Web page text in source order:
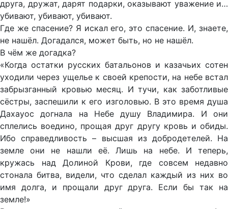
друга, дружат, дарят подарки, оказывают уважение и…
убивают, убивают, убивают.
Где же спасение? Я искал его, это спасение. И, знаете,
не нашёл. Догадался, может быть, но не нашёл.
В чём же догадка?
«Когда остатки русских батальонов и казачьих сотен
уходили через ущелье к своей крепости, на небе встал
забрызганный кровью месяц. И тучи, как заботливые
сёстры, заспешили к его изголовью. В это время душа
Дахауос догнала на Небе душу Владимира. И они
сплелись воедино, прощая друг другу кровь и обиды.
Ибо справедливость – высшая из добродетелей. На
земле они не нашли её. Лишь на небе. И теперь,
кружась над Долиной Крови, где совсем недавно
стонала битва, видели, что сделал каждый из них во
имя долга, и прощали друг друга. Если бы так на
земле!»